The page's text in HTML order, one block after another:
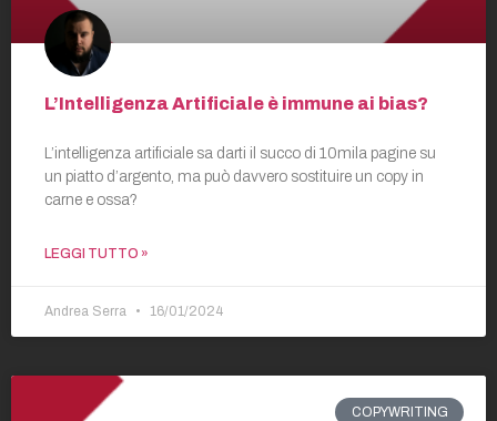
L’Intelligenza Artificiale è immune ai bias?
L’intelligenza artificiale sa darti il succo di 10mila pagine su
un piatto d’argento, ma può davvero sostituire un copy in
carne e ossa?
LEGGI TUTTO »
Andrea Serra 16/01/2024
COPYWRITING